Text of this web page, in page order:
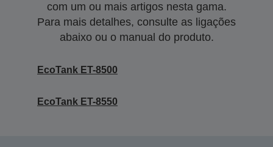
com um ou mais artigos nesta gama.
Para mais detalhes, consulte as ligações
abaixo ou o manual do produto.
EcoTank ET-8500
EcoTank ET-8550